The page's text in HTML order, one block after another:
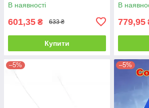
В наявності
601,35 ₴ 633 ₴
Купити
В
779,95
–5% –5%